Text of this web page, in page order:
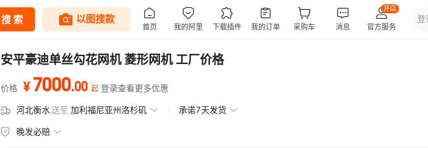
安平豪迪单丝勾花网机 菱形网机 工厂价格
价格 ¥7000.00 起 登录查看更多优惠
河北衡水送至 加利福尼亚州洛杉矶 承诺7天发货
晚发必赔